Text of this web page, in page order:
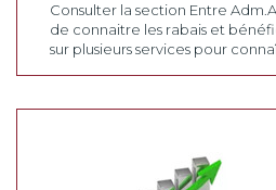
Consulter la section Entre
de connaitre les rabais et
sur plusieurs services pour